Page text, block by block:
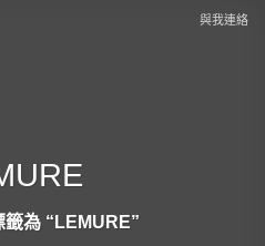
與我連絡
籤為 “LEMURE”